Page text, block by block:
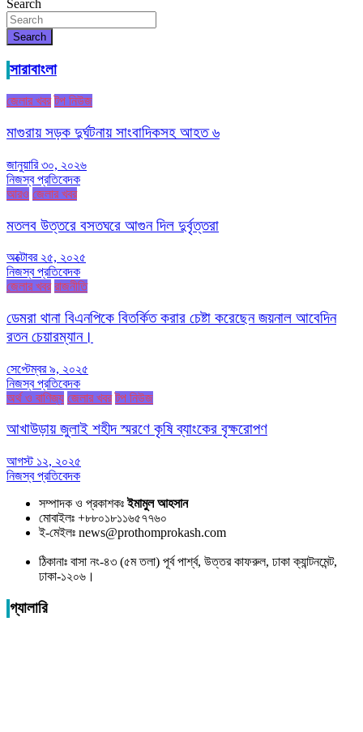
Search
Search
সারাবাংলা
জেলার খবর টপ নিউজ
মাগুরায় সড়ক দুর্ঘটনায় সাংবাদিকসহ আহত ৬
জানুয়ারি ৩০, ২০২৬
নিজস্ব প্রতিবেদক
আরও জেলার খবর
মতলব উত্তরে বসতঘরে আগুন দিল দুর্বৃত্তরা
অক্টোবর ২৫, ২০২৫
নিজস্ব প্রতিবেদক
জেলার খবর রাজনীতি
ডেমরা থানা বিএনপিকে বিতর্কিত করার চেষ্টা করেছেন জয়নাল আবেদিন
রতন চেয়ারম্যান।
সেপ্টেম্বর ৯, ২০২৫
নিজস্ব প্রতিবেদক
অর্থ ও বাণিজ্য জেলার খবর টপ নিউজ
আখাউড়ায় জুলাই শহীদ স্মরণে কৃষি ব্যাংকের বৃক্ষরোপণ
আগস্ট ১২, ২০২৫
নিজস্ব প্রতিবেদক
সম্পাদক ও প্রকাশকঃইমামুল আহসান
মোবাইলঃ +৮৮০১৮১১৬৫৭৭৬০
ই-মেইলঃ news@prothomprokash.com
ঠিকানাঃ বাসা নং-৪৩ (৫ম তলা) পূর্ব পার্শ্ব, উত্তর কাফরুল, ঢাকা ক্যান্টনমেন্ট,
ঢাকা-১২০৬।
গ্যালারি